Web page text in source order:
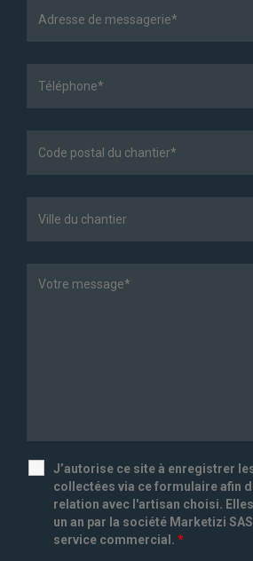
J’autorise ce site à enregistrer
collectées via ce formulaire afin
relation avec l'artisan choisi.
un an par la société Marketizi
service commercial. *